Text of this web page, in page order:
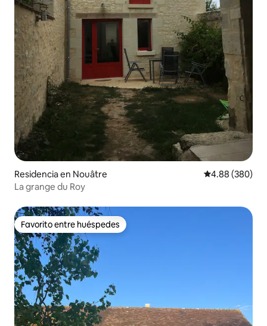
Residencia en Nouâtre Calificación
4.88 (380)
La grange du Roy
Favorito entre huéspedes
Favorito entre huéspedes